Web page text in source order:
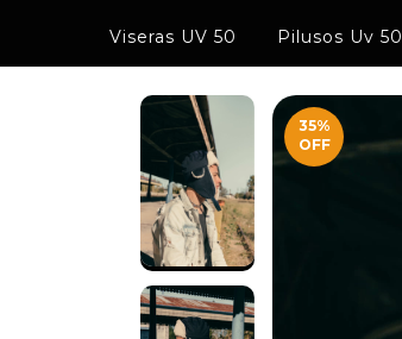
Viseras UV 50 Pilusos Uv 50
35%
OFF